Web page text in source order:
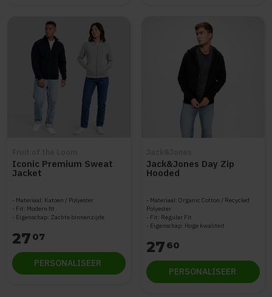
Iconic Premium Sweat
Jacket
Materiaal: Katoen / Polyester
Fit: Modern fit
Eigenschap: Zachte binnenzijde
27 07
PERSONALISEER
Jack&Jones Day Zip
Hooded
Materiaal: Organic Cotton / Recycled
Polyester
Fit: Regular Fit
Eigenschap: Hoge kwaliteit
27 60
PERSONALISEER